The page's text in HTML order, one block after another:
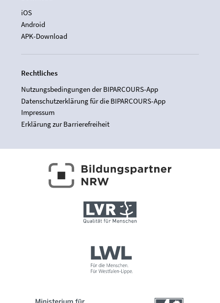
iOS
Android
APK-Download
Rechtliches
Nutzungsbedingungen der BIPARCOURS-App
Datenschutzerklärung für die BIPARCOURS-App
Impressum
Erklärung zur Barrierefreiheit